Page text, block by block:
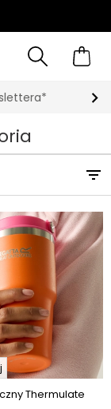
Thermulate